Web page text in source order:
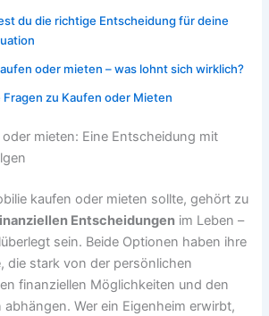
du die richtige Entscheidung für deine
oder mieten – was lohnt sich wirklich?
Fragen zu Kaufen oder Mieten
mieten: Eine Entscheidung mit
kaufen oder mieten sollte, gehört zu
Entscheidungen im Leben –
sein. Beide Optionen haben ihre
die stark von der persönlichen
finanziellen Möglichkeiten und den
abhängen. Wer ein Eigenheim erwirbt,